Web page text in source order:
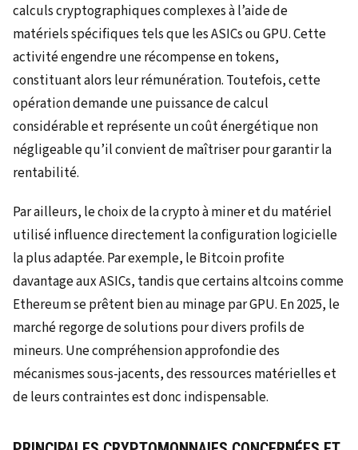
calculs cryptographiques complexes à l’aide de
matériels spécifiques tels que les ASICs ou GPU. Cette
activité engendre une récompense en tokens,
constituant alors leur rémunération. Toutefois, cette
opération demande une puissance de calcul
considérable et représente un coût énergétique non
négligeable qu’il convient de maîtriser pour garantir la
rentabilité.
Par ailleurs, le choix de la crypto à miner et du matériel
utilisé influence directement la configuration logicielle
la plus adaptée. Par exemple, le Bitcoin profite
davantage aux ASICs, tandis que certains altcoins comme
Ethereum se prêtent bien au minage par GPU. En 2025, le
marché regorge de solutions pour divers profils de
mineurs. Une compréhension approfondie des
mécanismes sous-jacents, des ressources matérielles et
de leurs contraintes est donc indispensable.